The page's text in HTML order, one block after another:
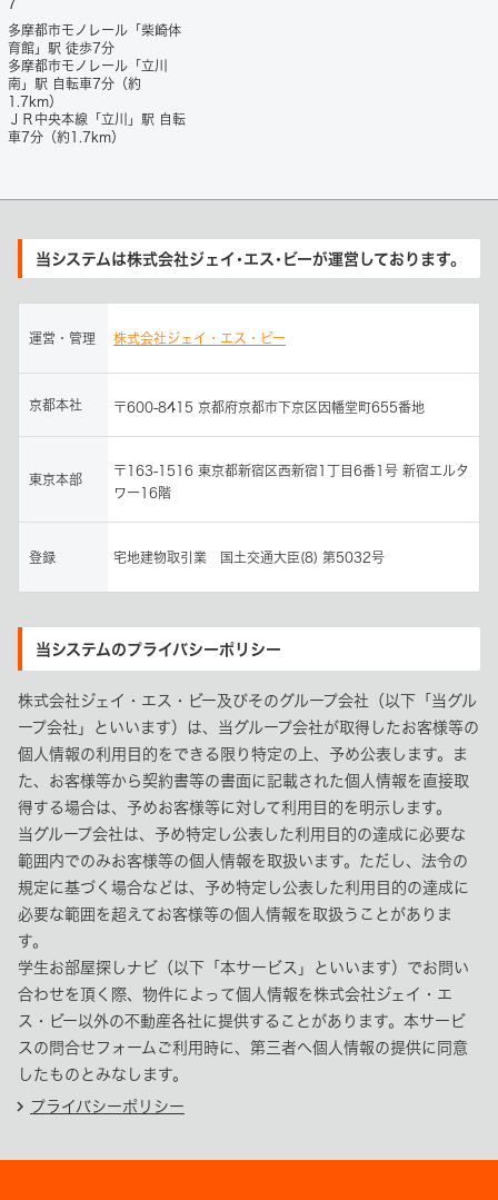
7
多摩都市モノレール「柴崎体
育館」駅 徒歩7分
多摩都市モノレール「立川
南」駅 自転車7分（約
1.7km）
ＪＲ中央本線「立川」駅 自転
車7分（約1.7km）
当システムは株式会社ジェイ･エス･ビーが運営しております。
運営・管理 株式会社ジェイ・エス・ビー
京都本社 〒600-8415 京都府京都市下京区因幡堂町655番地
東京本部
〒163-1516 東京都新宿区西新宿1丁目6番1号 新宿エルタ
ワー16階
登録 宅地建物取引業 国土交通大臣(8) 第5032号
当システムのプライバシーポリシー
株式会社ジェイ・エス・ビー及びそのグループ会社（以下「当グル
ープ会社」といいます）は、当グループ会社が取得したお客様等の
個人情報の利用目的をできる限り特定の上、予め公表します。ま
た、お客様等から契約書等の書面に記載された個人情報を直接取
得する場合は、予めお客様等に対して利用目的を明示します。
当グループ会社は、予め特定し公表した利用目的の達成に必要な
範囲内でのみお客様等の個人情報を取扱います。ただし、法令の
規定に基づく場合などは、予め特定し公表した利用目的の達成に
必要な範囲を超えてお客様等の個人情報を取扱うことがありま
す。
学生お部屋探しナビ（以下「本サービス」といいます）でお問い
合わせを頂く際、物件によって個人情報を株式会社ジェイ・エ
ス・ビー以外の不動産各社に提供することがあります。本サービ
スの問合せフォームご利用時に、第三者へ個人情報の提供に同意
したものとみなします。
chevron_right プライバシーポリシー